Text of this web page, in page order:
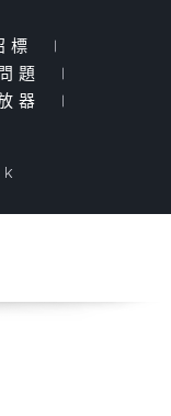
標
|
題
|
器
|